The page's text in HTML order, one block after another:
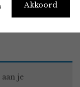
Akkoord
je